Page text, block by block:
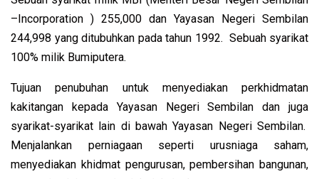
–Incorporation ) 255,000 dan Yayasan Negeri Sembilan
244,998 yang ditubuhkan pada tahun 1992. Sebuah syarikat
100% milik Bumiputera.
Tujuan penubuhan untuk menyediakan perkhidmatan
kakitangan kepada Yayasan Negeri Sembilan dan juga
syarikat-syarikat lain di bawah Yayasan Negeri Sembilan.
Menjalankan perniagaan seperti urusniaga saham,
menyediakan khidmat pengurusan, pembersihan bangunan,